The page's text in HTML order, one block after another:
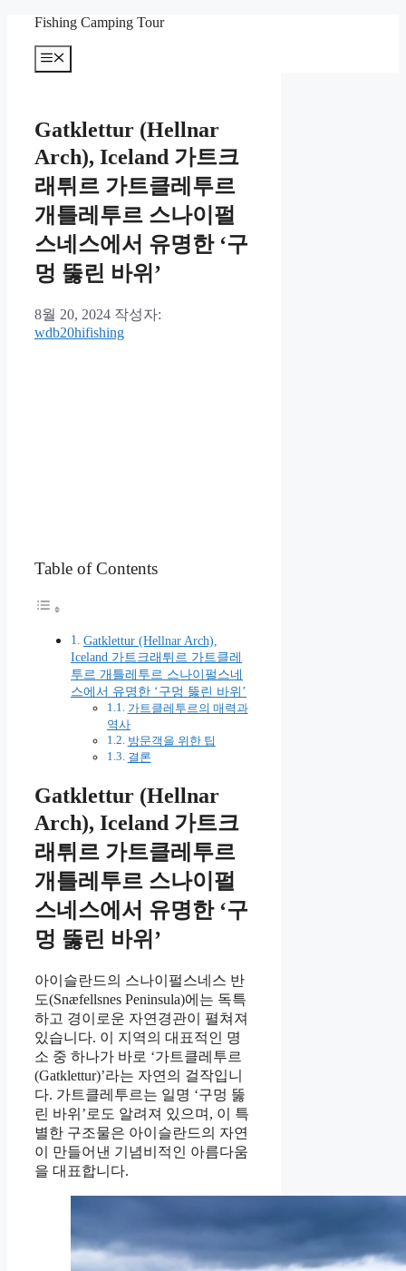
Fishing Camping Tour
메
뉴
Gatklettur (Hellnar
Arch), Iceland 가트크
래튀르 가트클레투르
개틀레투르 스나이펄
스네스에서 유명한 ‘구
멍 뚫린 바위’
8월 20, 2024 작성자:
wdb20hifishing
Table of Contents
Gatklettur (Hellnar Arch),
Iceland 가트크래튀르 가트클레
투르 개틀레투르 스나이펄스네
스에서 유명한 ‘구멍 뚫린 바위’
가트클레투르의 매력과
역사
방문객을 위한 팁
결론
Gatklettur (Hellnar
Arch), Iceland 가트크
래튀르 가트클레투르
개틀레투르 스나이펄
스네스에서 유명한 ‘구
멍 뚫린 바위’
아이슬란드의 스나이펄스네스 반
도(Snæfellsnes Peninsula)에는 독특
하고 경이로운 자연경관이 펼쳐져
있습니다. 이 지역의 대표적인 명
소 중 하나가 바로 ‘가트클레투르
(Gatklettur)’라는 자연의 걸작입니
다. 가트클레투르는 일명 ‘구멍 뚫
린 바위’로도 알려져 있으며, 이 특
별한 구조물은 아이슬란드의 자연
이 만들어낸 기념비적인 아름다움
을 대표합니다.